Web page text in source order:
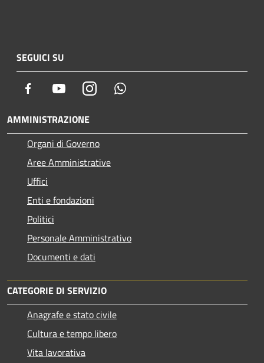
SEGUICI SU
Facebook YoutubeInstagram
AMMINISTRAZIONE
Organi di Governo
Aree Amministrative
Uffici
Enti e fondazioni
Politici
Personale Amministrativo
Documenti e dati
CATEGORIE DI SERVIZIO
Anagrafe e stato civile
Cultura e tempo libero
Vita lavorativa